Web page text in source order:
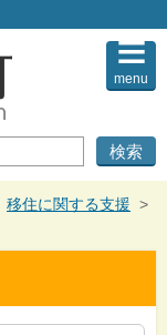
menu
移住に関する支援 >